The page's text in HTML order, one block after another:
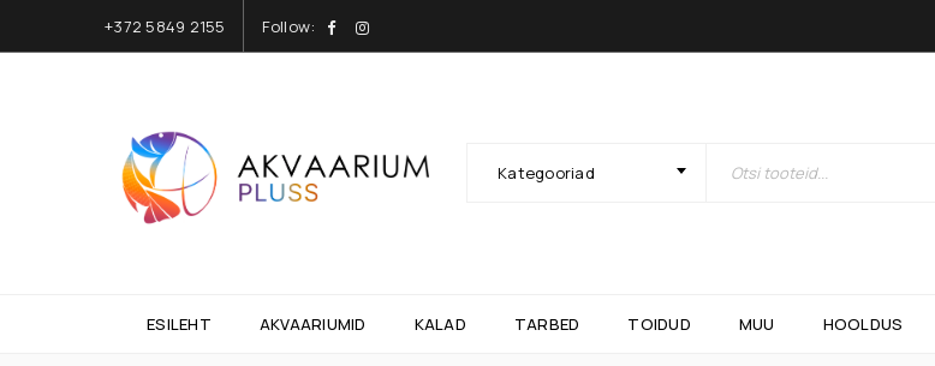
+372 5849 2155 Follow:
Kategooriad
ESILEHT AKVAARIUMID KALAD TARBED TOIDUD MUU HOOLDUS